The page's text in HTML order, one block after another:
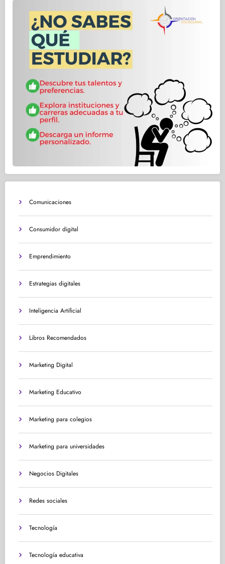
Comunicaciones
Consumidor digital
Emprendimiento
Estrategias digitales
Inteligencia Artificial
Libros Recomendados
Marketing Digital
Marketing Educativo
Marketing para colegios
Marketing para universidades
Negocios Digitales
Redes sociales
Tecnología
Tecnología educativa